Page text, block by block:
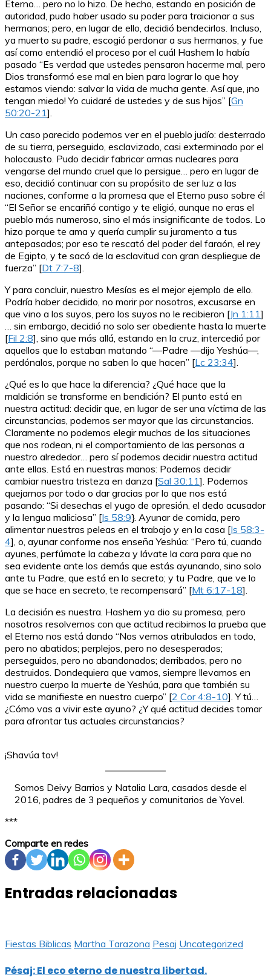
Eterno… pero no lo hizo. De hecho, estando en posición de
autoridad, pudo haber usado su poder para traicionar a sus
hermanos; pero, en lugar de ello, decidió bendecirlos. Incluso,
ya muerto su padre, escogió perdonar a sus hermanos, y fue
así como entendió el proceso por el cuál Hashem lo había
pasado “Es verdad que ustedes pensaron hacerme mal, pero
Dios transformó ese mal en bien para lograr lo que hoy
estamos viendo: salvar la vida de mucha gente. Así que, ¡no
tengan miedo! Yo cuidaré de ustedes y de sus hijos” [Gn
50:20-21].
Un caso parecido podemos ver en el pueblo judío: desterrado
de su tierra, perseguido, esclavizado, casi exterminado por el
holocausto. Pudo decidir fabricar armas nucleares para
vengarse del mundo cruel que lo persigue… pero en lugar de
eso, decidió continuar con su propósito de ser luz a las
naciones, conforme a la promesa que el Eterno puso sobre él
“El Señor se encariñó contigo y te eligió, aunque no eras el
pueblo más numeroso, sino el más insignificante de todos. Lo
hizo porque te ama y quería cumplir su juramento a tus
antepasados; por eso te rescató del poder del faraón, el rey
de Egipto, y te sacó de la esclavitud con gran despliegue de
fuerza” [Dt 7:7-8].
Y para concluir, nuestro Mesías es el mejor ejemplo de ello.
Podría haber decidido, no morir por nosotros, excusarse en
que vino a los suyos, pero los suyos no le recibieron [Jn 1:11]
… sin embargo, decidió no solo ser obediente hasta la muerte
[Fil 2:8], sino que más allá, estando en la cruz, intercedió por
aquellos que lo estaban matando “—Padre —dijo Yeshúa—,
perdónalos, porque no saben lo que hacen” [Lc 23:34].
¿Qué es lo que hace la diferencia? ¿Qué hace que la
maldición se transforme en bendición? El punto está en
nuestra actitud: decidir que, en lugar de ser una víctima de las
circunstancias, podemos ser mayor que las circunstancias.
Claramente no podemos elegir muchas de las situaciones
que nos rodean, ni el comportamiento de las personas a
nuestro alrededor… pero sí podemos decidir nuestra actitud
ante ellas. Está en nuestras manos: Podemos decidir
cambiar nuestra tristeza en danza [Sal 30:11]. Podemos
quejarnos por todo o dar gracias por lo que nos está
pasando: “Si desechas el yugo de opresión, el dedo acusador
y la lengua maliciosa” [Is 58:9}. Ayunar de comida, pero
alimentar nuestras peleas en el trabajo y en la casa [Is 58:3-
4], o, ayunar conforme nos enseña Yeshúa: “Pero tú, cuando
ayunes, perfúmate la cabeza y lávate la cara para que no
sea evidente ante los demás que estás ayunando, sino solo
ante tu Padre, que está en lo secreto; y tu Padre, que ve lo
que se hace en secreto, te recompensará” [Mt 6:17-18].
La decisión es nuestra. Hashem ya dio su promesa, pero
nosotros resolvemos con que actitud recibimos la prueba que
el Eterno nos está dando “Nos vemos atribulados en todo,
pero no abatidos; perplejos, pero no desesperados;
perseguidos, pero no abandonados; derribados, pero no
destruidos. Dondequiera que vamos, siempre llevamos en
nuestro cuerpo la muerte de Yeshúa, para que también su
vida se manifieste en nuestro cuerpo” [2 Cor 4:8-10]. Y tú…
¿Cómo vas a vivir este ayuno? ¿Y qué actitud decides tomar
para afrontar tus actuales circunstancias?
¡Shavúa tov!
Somos Deivy Barrios y Natalia Lara, casados desde el
2016, padres de 3 pequeños y comunitarios de Yovel.
***
Comparte en redes
Entradas relacionadas
Fiestas Biblicas Martha Tarazona Pesaj Uncategorized
Pésaj: El eco eterno de nuestra libertad.